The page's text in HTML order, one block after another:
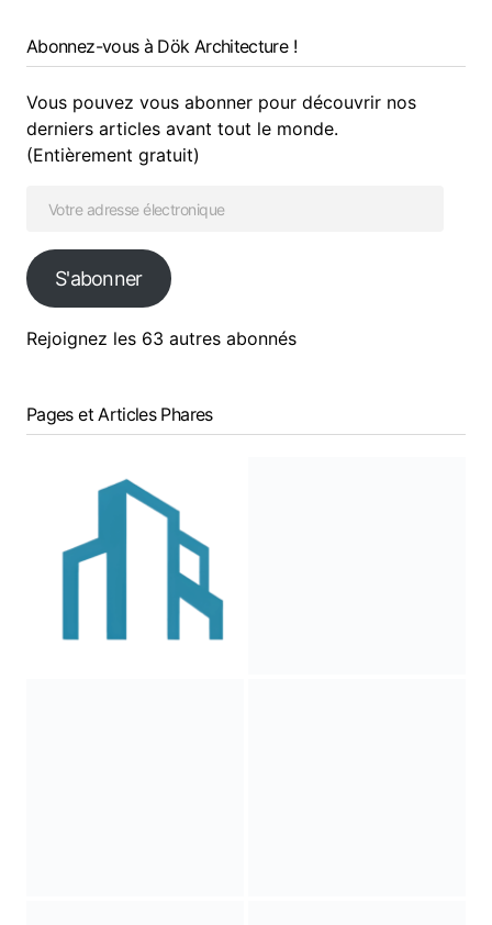
Abonnez-vous à Dök Architecture !
Vous pouvez vous abonner pour découvrir nos
derniers articles avant tout le monde.
(Entièrement gratuit)
S'abonner
Rejoignez les 63 autres abonnés
Pages et Articles Phares